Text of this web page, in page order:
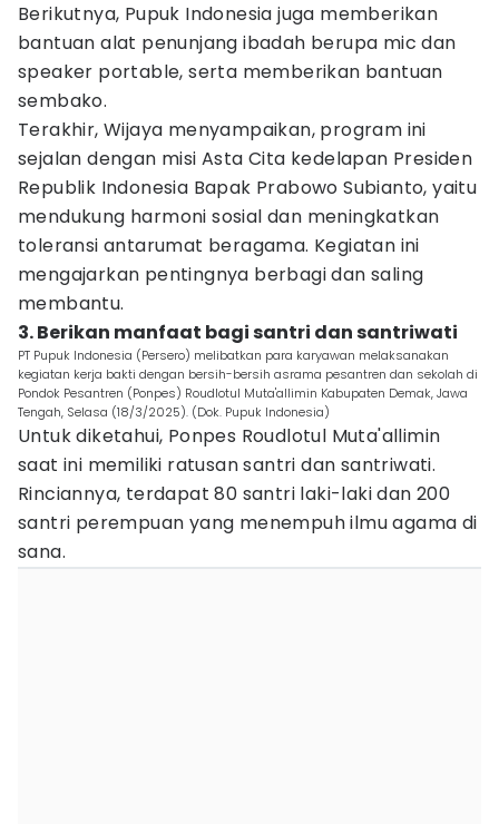
Berikutnya, Pupuk Indonesia juga memberikan
bantuan alat penunjang ibadah berupa mic dan
speaker portable, serta memberikan bantuan
sembako.
Terakhir, Wijaya menyampaikan, program ini
sejalan dengan misi Asta Cita kedelapan Presiden
Republik Indonesia Bapak Prabowo Subianto, yaitu
mendukung harmoni sosial dan meningkatkan
toleransi antarumat beragama. Kegiatan ini
mengajarkan pentingnya berbagi dan saling
membantu.
3. Berikan manfaat bagi santri dan santriwati
PT Pupuk Indonesia (Persero) melibatkan para karyawan melaksanakan
kegiatan kerja bakti dengan bersih-bersih asrama pesantren dan sekolah di
Pondok Pesantren (Ponpes) Roudlotul Muta'allimin Kabupaten Demak, Jawa
Tengah, Selasa (18/3/2025). (Dok. Pupuk Indonesia)
Untuk diketahui, Ponpes Roudlotul Muta'allimin
saat ini memiliki ratusan santri dan santriwati.
Rinciannya, terdapat 80 santri laki-laki dan 200
santri perempuan yang menempuh ilmu agama di
sana.